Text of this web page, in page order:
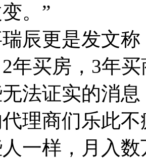
。”
更是发文称
年买房，3年
证实的消息
理商们乐此
一样，月入数